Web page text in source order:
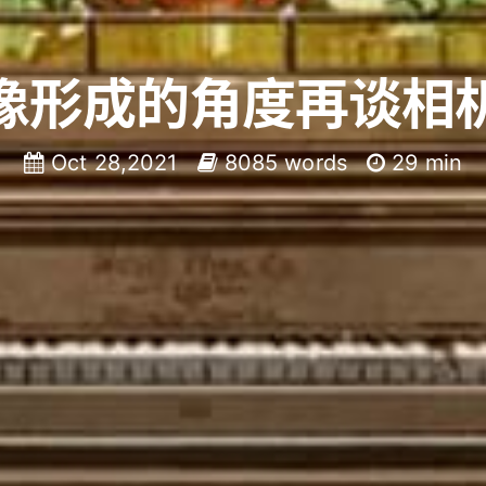
形成的角度再谈相
Oct 28,2021 8085 words 29 min